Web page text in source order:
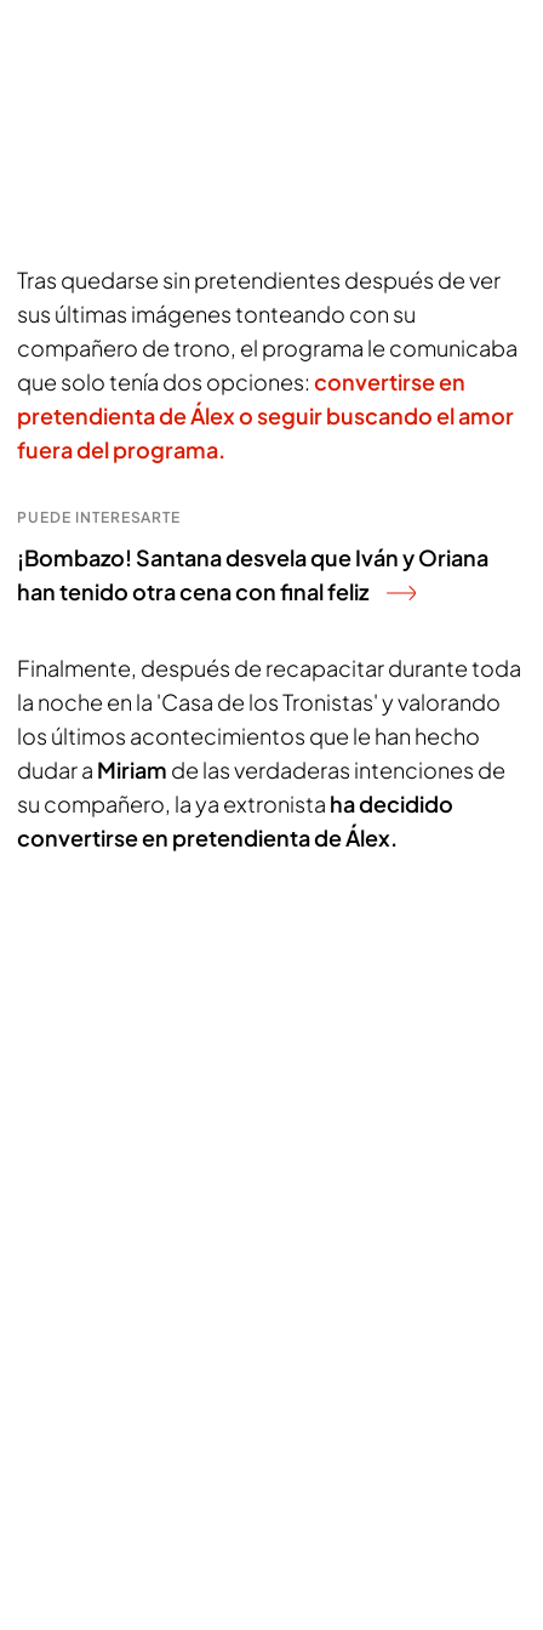
Tras quedarse sin pretendientes después de ver
sus últimas imágenes tonteando con su
compañero de trono, el programa le comunicaba
que solo tenía dos opciones: convertirse en
pretendienta de Álex o seguir buscando el amor
fuera del programa.
PUEDE INTERESARTE
¡Bombazo! Santana desvela que Iván y Oriana
han tenido otra cena con final feliz
Finalmente, después de recapacitar durante toda
la noche en la 'Casa de los Tronistas' y valorando
los últimos acontecimientos que le han hecho
dudar a Miriam de las verdaderas intenciones de
su compañero, la ya extronista ha decidido
convertirse en pretendienta de Álex.